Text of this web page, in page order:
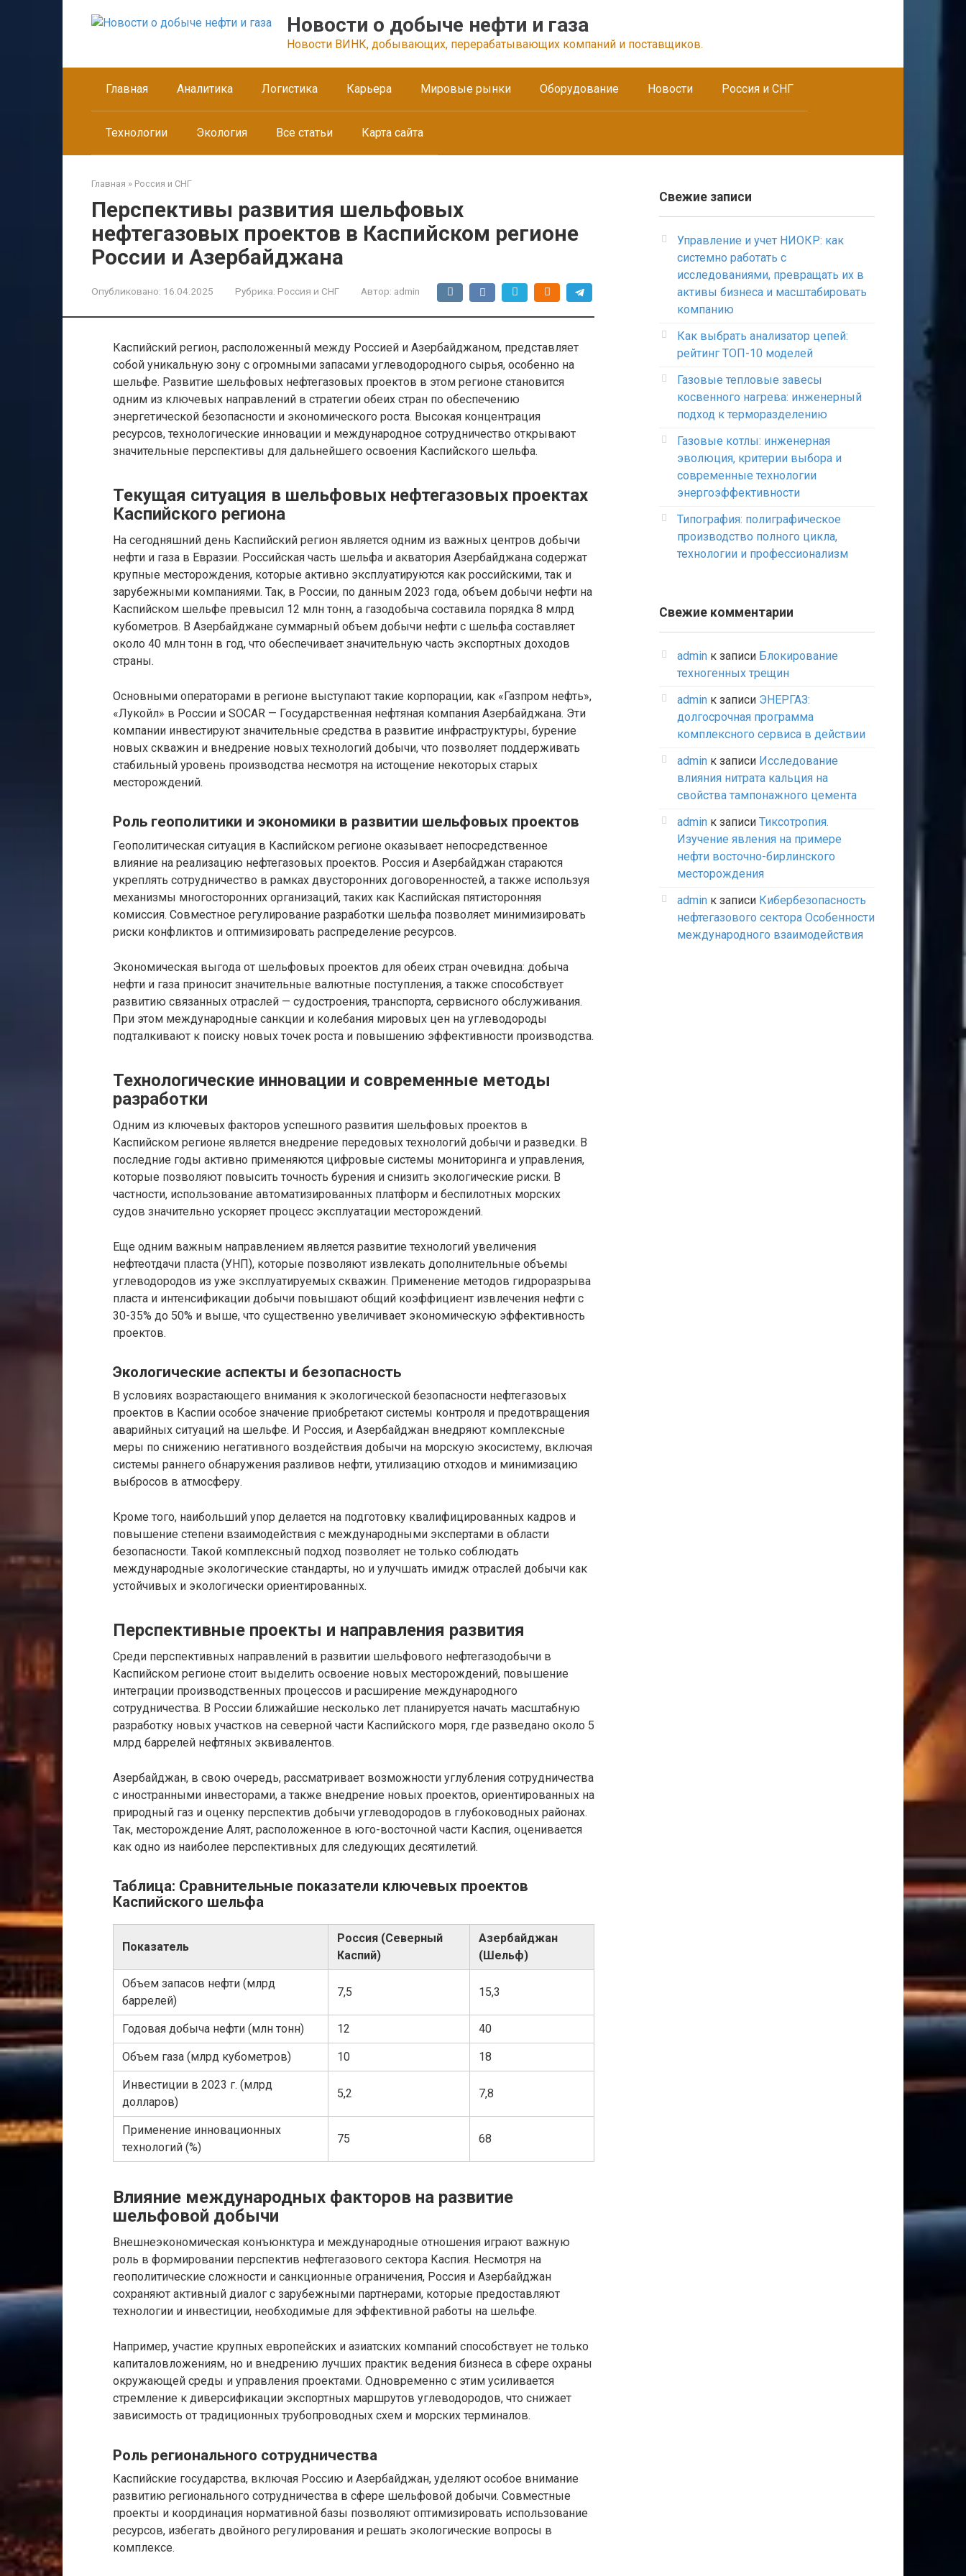
Новости о добыче нефти и газа
Новости ВИНК, добывающих, перерабатывающих компаний и поставщиков.
Главная Аналитика Логистика Карьера Мировые рынки Оборудование Новости Россия и СНГ
Технологии Экология Все статьи Карта сайта
Главная » Россия и СНГ
Перспективы развития шельфовых
нефтегазовых проектов в Каспийском регионе
России и Азербайджана
Опубликовано: 16.04.2025 Рубрика: Россия и СНГ Автор: admin
Каспийский регион, расположенный между Россией и Азербайджаном, представляет
собой уникальную зону с огромными запасами углеводородного сырья, особенно на
шельфе. Развитие шельфовых нефтегазовых проектов в этом регионе становится
одним из ключевых направлений в стратегии обеих стран по обеспечению
энергетической безопасности и экономического роста. Высокая концентрация
ресурсов, технологические инновации и международное сотрудничество открывают
значительные перспективы для дальнейшего освоения Каспийского шельфа.
Текущая ситуация в шельфовых нефтегазовых проектах
Каспийского региона
На сегодняшний день Каспийский регион является одним из важных центров добычи
нефти и газа в Евразии. Российская часть шельфа и акватория Азербайджана содержат
крупные месторождения, которые активно эксплуатируются как российскими, так и
зарубежными компаниями. Так, в России, по данным 2023 года, объем добычи нефти на
Каспийском шельфе превысил 12 млн тонн, а газодобыча составила порядка 8 млрд
кубометров. В Азербайджане суммарный объем добычи нефти с шельфа составляет
около 40 млн тонн в год, что обеспечивает значительную часть экспортных доходов
страны.
Основными операторами в регионе выступают такие корпорации, как «Газпром нефть»,
«Лукойл» в России и SOCAR — Государственная нефтяная компания Азербайджана. Эти
компании инвестируют значительные средства в развитие инфраструктуры, бурение
новых скважин и внедрение новых технологий добычи, что позволяет поддерживать
стабильный уровень производства несмотря на истощение некоторых старых
месторождений.
Роль геополитики и экономики в развитии шельфовых проектов
Геополитическая ситуация в Каспийском регионе оказывает непосредственное
влияние на реализацию нефтегазовых проектов. Россия и Азербайджан стараются
укреплять сотрудничество в рамках двусторонних договоренностей, а также используя
механизмы многосторонних организаций, таких как Каспийская пятисторонняя
комиссия. Совместное регулирование разработки шельфа позволяет минимизировать
риски конфликтов и оптимизировать распределение ресурсов.
Экономическая выгода от шельфовых проектов для обеих стран очевидна: добыча
нефти и газа приносит значительные валютные поступления, а также способствует
развитию связанных отраслей — судостроения, транспорта, сервисного обслуживания.
При этом международные санкции и колебания мировых цен на углеводороды
подталкивают к поиску новых точек роста и повышению эффективности производства.
Технологические инновации и современные методы
разработки
Одним из ключевых факторов успешного развития шельфовых проектов в
Каспийском регионе является внедрение передовых технологий добычи и разведки. В
последние годы активно применяются цифровые системы мониторинга и управления,
которые позволяют повысить точность бурения и снизить экологические риски. В
частности, использование автоматизированных платформ и беспилотных морских
судов значительно ускоряет процесс эксплуатации месторождений.
Еще одним важным направлением является развитие технологий увеличения
нефтеотдачи пласта (УНП), которые позволяют извлекать дополнительные объемы
углеводородов из уже эксплуатируемых скважин. Применение методов гидроразрыва
пласта и интенсификации добычи повышают общий коэффициент извлечения нефти с
30-35% до 50% и выше, что существенно увеличивает экономическую эффективность
проектов.
Экологические аспекты и безопасность
В условиях возрастающего внимания к экологической безопасности нефтегазовых
проектов в Каспии особое значение приобретают системы контроля и предотвращения
аварийных ситуаций на шельфе. И Россия, и Азербайджан внедряют комплексные
меры по снижению негативного воздействия добычи на морскую экосистему, включая
системы раннего обнаружения разливов нефти, утилизацию отходов и минимизацию
выбросов в атмосферу.
Кроме того, наибольший упор делается на подготовку квалифицированных кадров и
повышение степени взаимодействия с международными экспертами в области
безопасности. Такой комплексный подход позволяет не только соблюдать
международные экологические стандарты, но и улучшать имидж отраслей добычи как
устойчивых и экологически ориентированных.
Перспективные проекты и направления развития
Среди перспективных направлений в развитии шельфового нефтегазодобычи в
Каспийском регионе стоит выделить освоение новых месторождений, повышение
интеграции производственных процессов и расширение международного
сотрудничества. В России ближайшие несколько лет планируется начать масштабную
разработку новых участков на северной части Каспийского моря, где разведано около 5
млрд баррелей нефтяных эквивалентов.
Азербайджан, в свою очередь, рассматривает возможности углубления сотрудничества
с иностранными инвесторами, а также внедрение новых проектов, ориентированных на
природный газ и оценку перспектив добычи углеводородов в глубоководных районах.
Так, месторождение Алят, расположенное в юго-восточной части Каспия, оценивается
как одно из наиболее перспективных для следующих десятилетий.
Таблица: Сравнительные показатели ключевых проектов
Каспийского шельфа
Показатель
Россия (Северный
Каспий)
Азербайджан
(Шельф)
Объем запасов нефти (млрд
баррелей)
7,5 15,3
Годовая добыча нефти (млн тонн) 12 40
Объем газа (млрд кубометров) 10 18
Инвестиции в 2023 г. (млрд
долларов)
5,2 7,8
Применение инновационных
технологий (%)
75 68
Влияние международных факторов на развитие
шельфовой добычи
Внешнеэкономическая конъюнктура и международные отношения играют важную
роль в формировании перспектив нефтегазового сектора Каспия. Несмотря на
геополитические сложности и санкционные ограничения, Россия и Азербайджан
сохраняют активный диалог с зарубежными партнерами, которые предоставляют
технологии и инвестиции, необходимые для эффективной работы на шельфе.
Например, участие крупных европейских и азиатских компаний способствует не только
капиталовложениям, но и внедрению лучших практик ведения бизнеса в сфере охраны
окружающей среды и управления проектами. Одновременно с этим усиливается
стремление к диверсификации экспортных маршрутов углеводородов, что снижает
зависимость от традиционных трубопроводных схем и морских терминалов.
Роль регионального сотрудничества
Каспийские государства, включая Россию и Азербайджан, уделяют особое внимание
развитию регионального сотрудничества в сфере шельфовой добычи. Совместные
проекты и координация нормативной базы позволяют оптимизировать использование
ресурсов, избегать двойного регулирования и решать экологические вопросы в
комплексе.
Свежие записи
Управление и учет НИОКР: как
системно работать с
исследованиями, превращать их в
активы бизнеса и масштабировать
компанию
Как выбрать анализатор цепей:
рейтинг ТОП-10 моделей
Газовые тепловые завесы
косвенного нагрева: инженерный
подход к терморазделению
Газовые котлы: инженерная
эволюция, критерии выбора и
современные технологии
энергоэффективности
Типография: полиграфическое
производство полного цикла,
технологии и профессионализм
Свежие комментарии
admin к записи Блокирование
техногенных трещин
admin к записи ЭНЕРГАЗ:
долгосрочная программа
комплексного сервиса в действии
admin к записи Исследование
влияния нитрата кальция на
свойства тампонажного цемента
admin к записи Тиксотропия.
Изучение явления на примере
нефти восточно-бирлинского
месторождения
admin к записи Кибербезопасность
нефтегазового сектора Особенности
международного взаимодействия